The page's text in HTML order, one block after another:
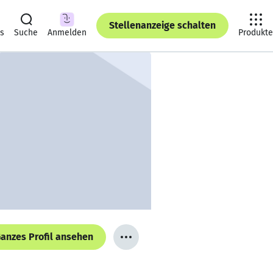
Suche Anmelden
Stellenanzeige schalten
Produkte
Profil ansehen